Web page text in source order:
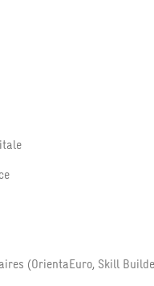
(OrientaEuro, Skill